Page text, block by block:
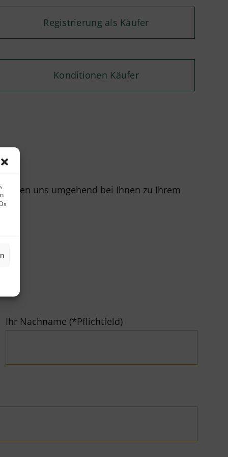
Registrierung als Käufer
Konditionen Käufer
uns umgehend bei Ihnen zu Ihrem
Ihr Nachname (*Pflichtfeld)